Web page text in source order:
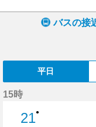
バスの接
平日
15時
21●